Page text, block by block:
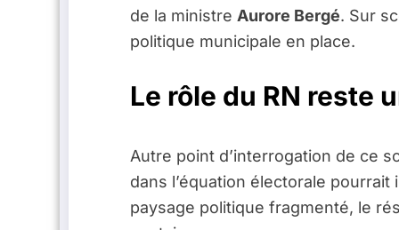
de la ministre Aurore Bergé. Sur
politique municipale en place.
Le rôle du RN reste
Autre point d’interrogation de ce
dans l’équation électorale
paysage politique fragmenté, le